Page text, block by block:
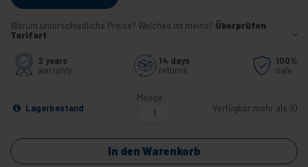
Warum unterschiedliche Preise? Welches ist meins? Überprüfen
Tarifart
2 years
warranty
14 days
returns
100%
safe
Lagerbestand
Menge
Verfügbar mehr als 10
In den Warenkorb